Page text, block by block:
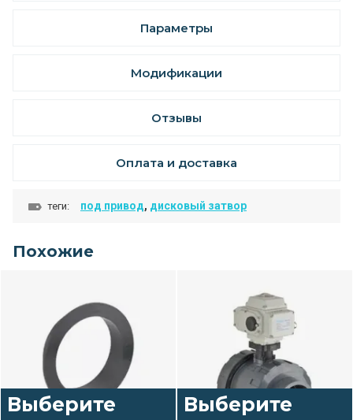
Параметры
Модификации
Отзывы
Оплата и доставка
теги: под привод, дисковый затвор
Похожие
Выберите
Выберите